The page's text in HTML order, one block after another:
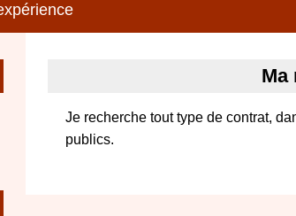
Ma
Je recherche tout type de contrat,
publics.